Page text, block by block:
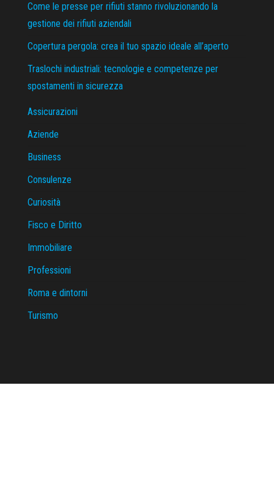
Come le presse per rifiuti stanno rivoluzionando la
gestione dei rifiuti aziendali
Copertura pergola: crea il tuo spazio ideale all’aperto
Traslochi industriali: tecnologie e competenze per
spostamenti in sicurezza
Assicurazioni
Aziende
Business
Consulenze
Curiosità
Fisco e Diritto
Immobiliare
Professioni
Roma e dintorni
Turismo